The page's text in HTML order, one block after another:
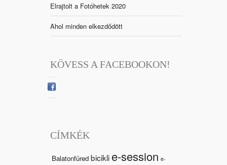
Elrajtolt a Fotóhetek 2020
Ahol minden elkezdődött
KÖVESS A FACEBOOKON!
CÍMKÉK
Balatonfüred bicikli e-session e-